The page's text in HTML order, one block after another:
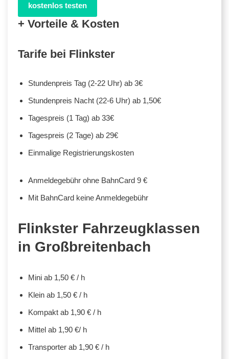
kostenlos testen
+ Vorteile & Kosten
Tarife bei Flinkster
Stundenpreis Tag (2-22 Uhr) ab 3€
Stundenpreis Nacht (22-6 Uhr) ab 1,50€
Tagespreis (1 Tag) ab 33€
Tagespreis (2 Tage) ab 29€
Einmalige Registrierungskosten
Anmeldegebühr ohne BahnCard 9 €
Mit BahnCard keine Anmeldegebühr
Flinkster Fahrzeugklassen
in Großbreitenbach
Mini ab 1,50 € / h
Klein ab 1,50 € / h
Kompakt ab 1,90 € / h
Mittel ab 1,90 €/ h
Transporter ab 1,90 € / h